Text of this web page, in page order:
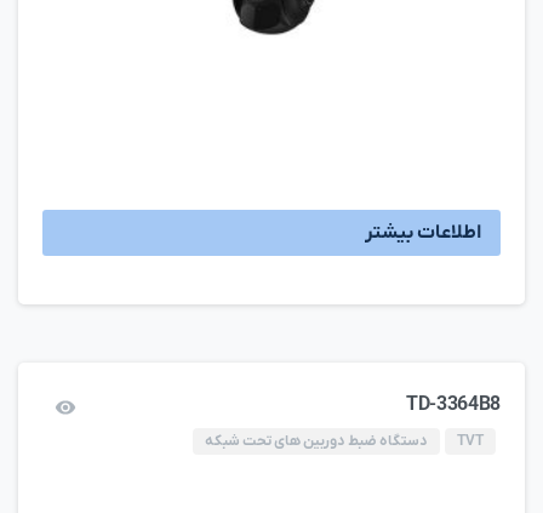
اطلاعات بیشتر
TD-3364B8
TVT دستگاه ضبط دوربین های تحت شبکه